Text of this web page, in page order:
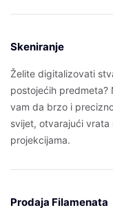
Skeniranje
Želite digitalizovati
postojećih predmeta?
vam da brzo i
svijet, otvarajući vrata
projekcijama.
Prodaja Filamenata